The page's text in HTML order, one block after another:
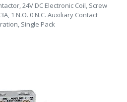
24V DC Electronic Coil, Screw
1 N.O. 0 N.C. Auxiliary Contact
Single Pack